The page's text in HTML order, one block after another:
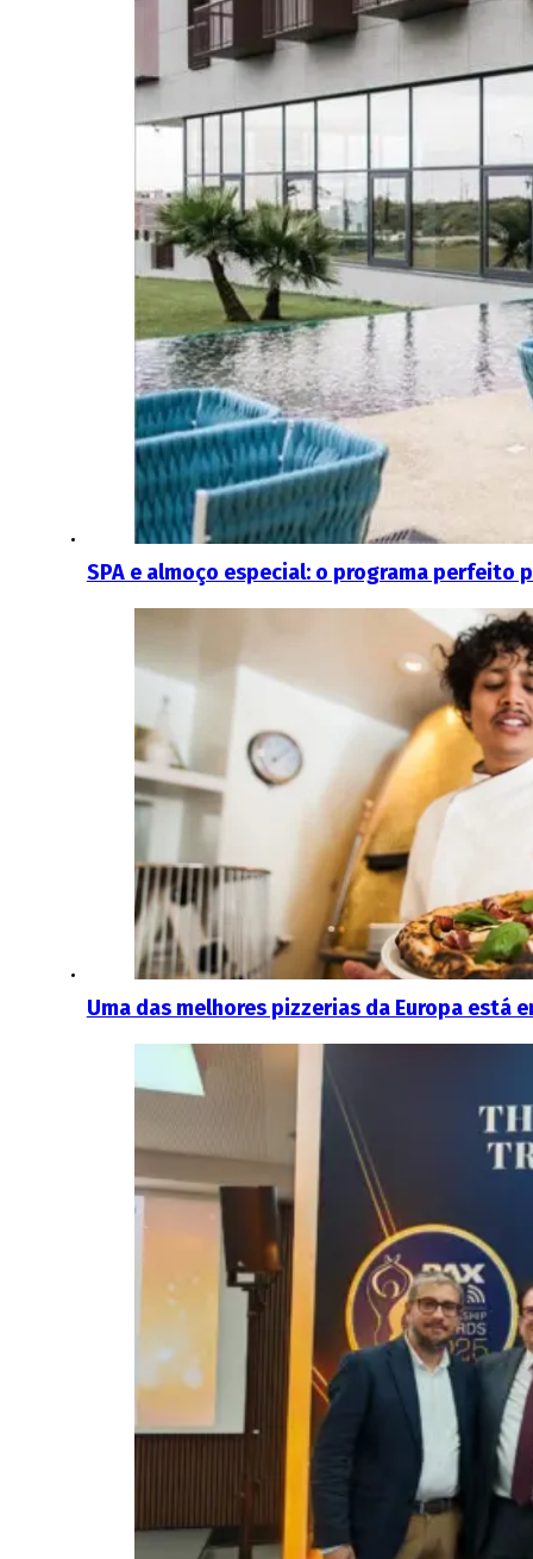
SPA e almoço especial: o programa perfeito
Uma das melhores pizzerias da Europa está